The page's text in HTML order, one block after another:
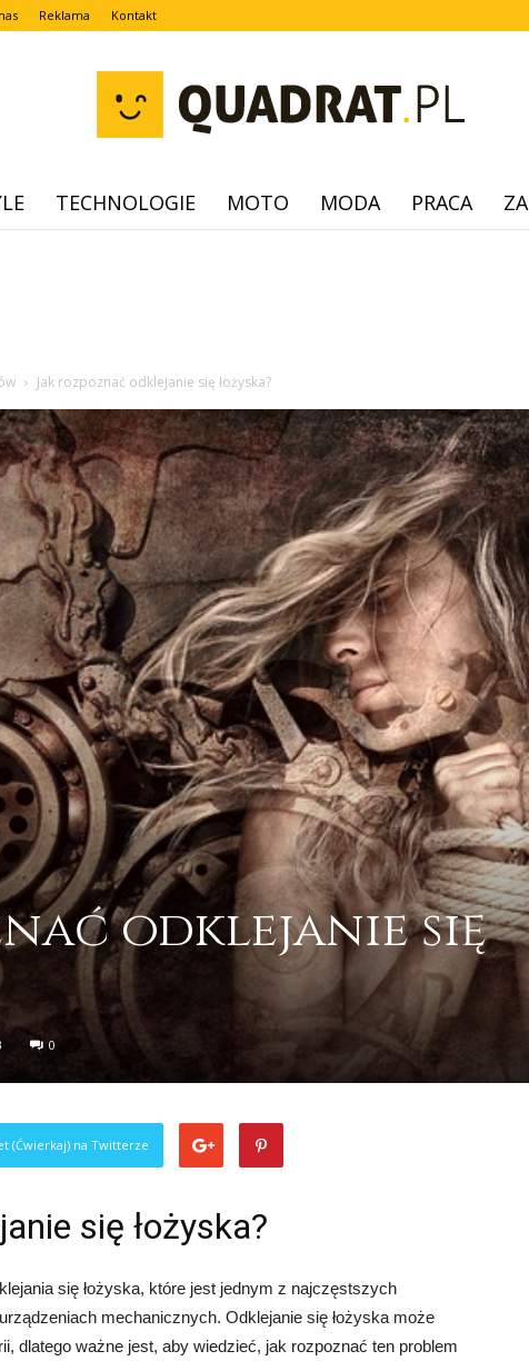
Reklama Kontakt
quadrat.pl
TECHNOLOGIE MOTO MODA PRACA
Jak rozpoznać odklejanie się łożyska?
odklejanie się
0
(Ćwierkaj) na Twitterze
się łożyska?
się łożyska, które jest jednym z najczęstszych
mechanicznych. Odklejanie się łożyska może
dlatego ważne jest, aby wiedzieć, jak rozpoznać ten problem